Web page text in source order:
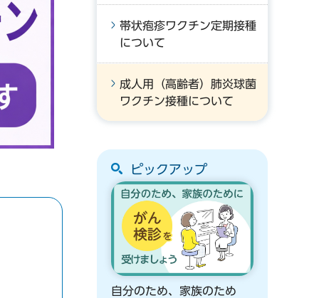
帯状疱疹ワクチン定期接種
について
成人用（高齢者）肺炎球菌
ワクチン接種について
ピックアップ
自分のため、家族のため